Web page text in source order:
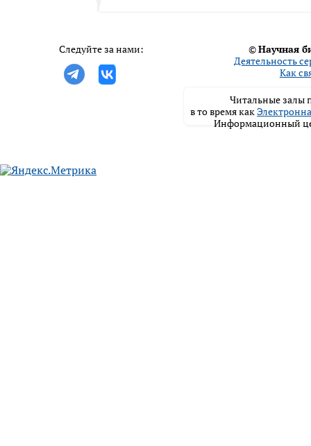
Следуйте за нами: ©Научная
Деятельность
Как
Читальные залы
в то время как
Информационный